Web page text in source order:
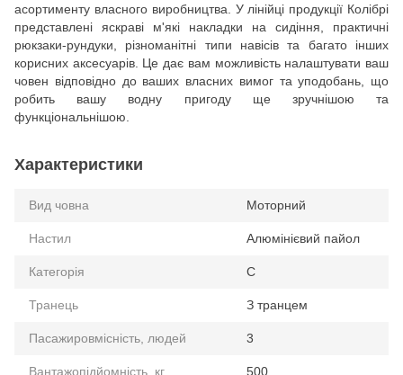
асортименту власного виробництва. У лінійці продукції Колібрі
представлені яскраві м'які накладки на сидіння, практичні
рюкзаки-рундуки, різноманітні типи навісів та багато інших
корисних аксесуарів. Це дає вам можливість налаштувати ваш
човен відповідно до ваших власних вимог та уподобань, що
робить вашу водну пригоду ще зручнішою та
функціональнішою.
Характеристики
Вид човна Моторний
Настил Алюмінієвий пайол
Категорія C
Транець З транцем
Пасажировмісність, людей 3
Вантажопідйомність, кг 500